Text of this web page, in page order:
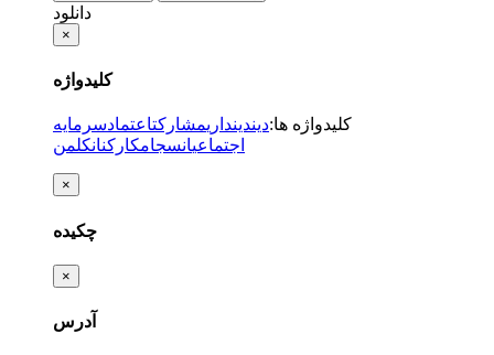
دانلود
×
کلیدواژه
کلیدواژه ها:دیندینداریمشارکتاعتمادسرمایه
اجتماعیانسجامکارکنانکلمن
×
چکیده
×
آدرس